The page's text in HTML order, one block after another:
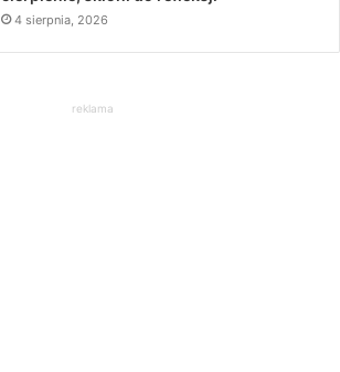
4 sierpnia, 2026
reklama